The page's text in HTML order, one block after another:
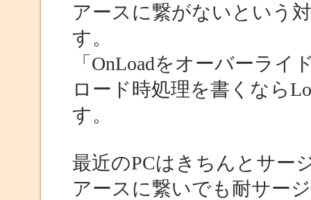
アースに繋がないという
す。
「OnLoadをオーバーライ
ロード時処理を書くなら
す。
最近のPCはきちんとサー
アースに繋いでも耐サー